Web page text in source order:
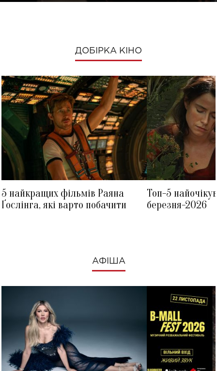
ДОБІРКА КІНО
5 найкращих фільмів Раяна
Ґослінга, які варто побачити
Топ-5
березня-2026
АФІША